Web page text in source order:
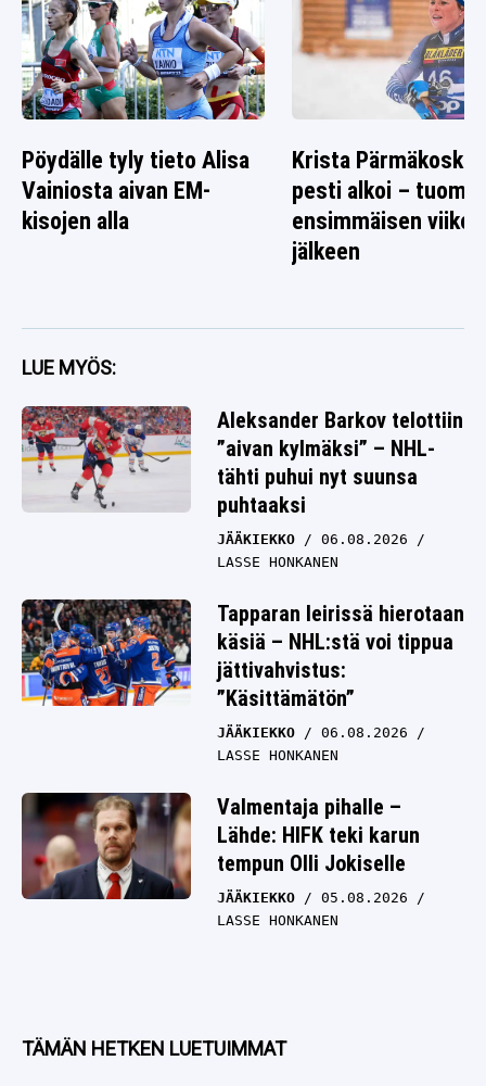
Pöydälle tyly tieto Alisa
Vainiosta aivan EM-
kisojen alla
Krista
pesti alkoi –
ensimmäisen viikon
jälkeen
LUE MYÖS:
Aleksander Barkov telottiin
”aivan kylmäksi” – NHL-
tähti puhui nyt suunsa
puhtaaksi
JÄÄKIEKKO
06.08.2026
LASSE HONKANEN
Tapparan leirissä hierotaan
käsiä – NHL:stä voi tippua
jättivahvistus:
”Käsittämätön”
JÄÄKIEKKO
06.08.2026
LASSE HONKANEN
Valmentaja pihalle –
Lähde: HIFK teki karun
tempun Olli Jokiselle
JÄÄKIEKKO
05.08.2026
LASSE HONKANEN
TÄMÄN HETKEN LUETUIMMAT